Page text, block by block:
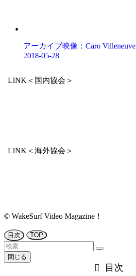
アーカイブ映像：Caro Villeneuve
2018-05-28
LINK＜国内協会＞
LINK＜海外協会＞
© WakeSurf Video Magazine！
目次 TOP
閉じる
目次